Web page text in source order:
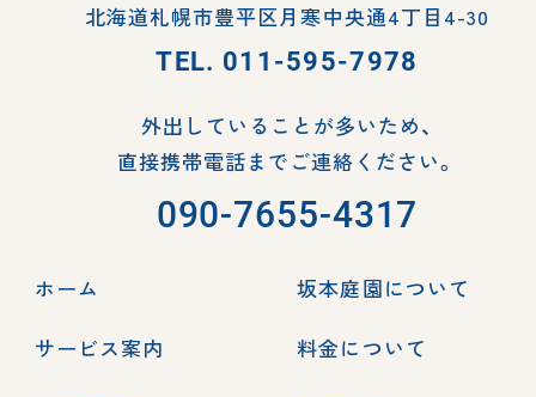
北海道札幌市豊平区月寒中央通4丁目4-30
TEL. 011-595-7978
外出していることが多いため、
直接携帯電話までご連絡ください。
090-7655-4317
ホーム
坂本庭園について
サービス案内
料金について